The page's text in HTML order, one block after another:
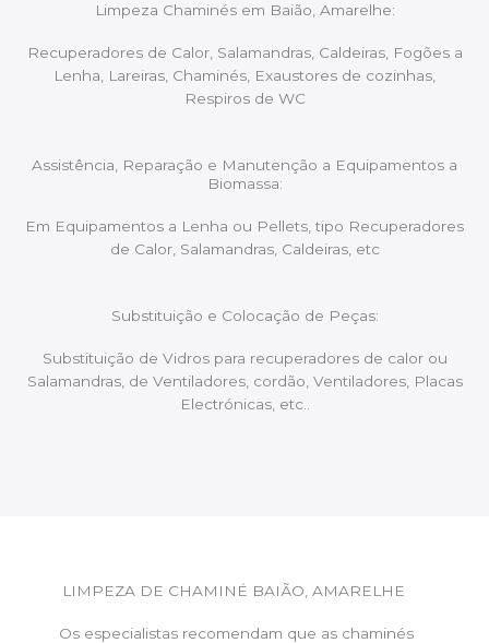
Limpeza Chaminés em Baião, Amarelhe:
Recuperadores de Calor, Salamandras, Caldeiras, Fogões a
Lenha, Lareiras, Chaminés, Exaustores de cozinhas,
Respiros de WC
Assistência, Reparação e Manutenção a Equipamentos a
Biomassa:
Em Equipamentos a Lenha ou Pellets, tipo Recuperadores
de Calor, Salamandras, Caldeiras, etc
Substituição e Colocação de Peças:
Substituição de Vidros para recuperadores de calor ou
Salamandras, de Ventiladores, cordão, Ventiladores, Placas
Electrónicas, etc..
LIMPEZA DE CHAMINÉ BAIÃO, AMARELHE
Os especialistas recomendam que as chaminés